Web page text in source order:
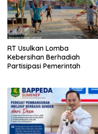
RT Usulkan Lomba
Kebersihan Berhadiah
Partisipasi Pemerintah